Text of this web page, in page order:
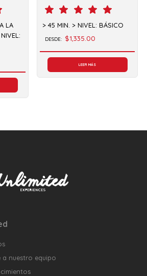
LA
NIVEL:
45 MIN. NIVEL: BÁSICO
DESDE: $1,335.00
LEER MÁS
a nuestro equipo